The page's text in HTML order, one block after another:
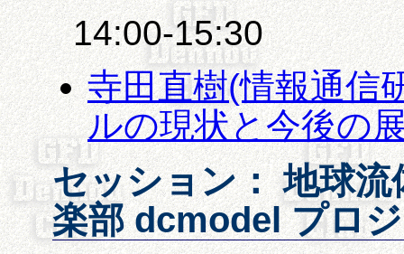
14:00-15:30
寺田直樹(情報通信
ルの現状と今後の
セッション： 地球流
楽部 dcmodel プロ